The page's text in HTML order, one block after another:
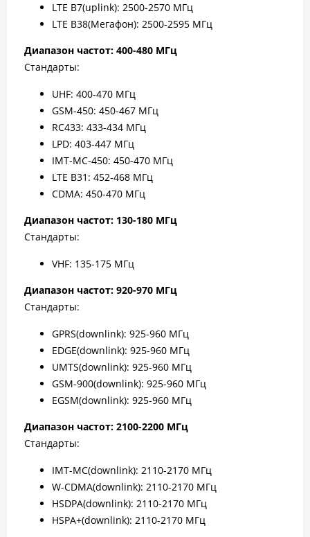
LTE B7(uplink): 2500-2570 МГц
LTE B38(Мегафон): 2500-2595 МГц
Диапазон частот: 400-480 МГц
Стандарты:
UHF: 400-470 МГц
GSM-450: 450-467 МГц
RC433: 433-434 МГц
LPD: 403-447 МГц
IMT-MC-450: 450-470 МГц
LTE B31: 452-468 МГц
CDMA: 450-470 МГц
Диапазон частот: 130-180 МГц
Стандарты:
VHF: 135-175 МГц
Диапазон частот: 920-970 МГц
Стандарты:
GPRS(downlink): 925-960 МГц
EDGE(downlink): 925-960 МГц
UMTS(downlink): 925-960 МГц
GSM-900(downlink): 925-960 МГц
EGSM(downlink): 925-960 МГц
Диапазон частот: 2100-2200 МГц
Стандарты:
IMT-MC(downlink): 2110-2170 МГц
W-CDMA(downlink): 2110-2170 МГц
HSDPA(downlink): 2110-2170 МГц
HSPA+(downlink): 2110-2170 МГц